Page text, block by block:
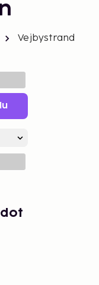
Vejbystrand